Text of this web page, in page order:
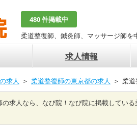
480 件掲載中
柔道整復師、鍼灸師、マッサージ師
求人情報
求人 柔道整復師の東京都の求人 柔道
求人なら、なび院！なび院に掲載してい